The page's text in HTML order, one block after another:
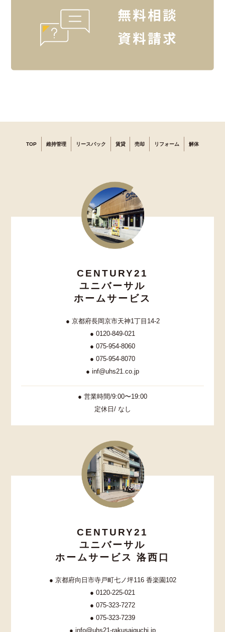
TOP 維持管理 リースバック 賃貸 売却 リフォーム 解体
CENTURY21
ユニバーサル
ホームサービス
● 京都府長岡京市天神1丁目14-2
● 0120-849-021
● 075-954-8060
● 075-954-8070
● inf@uhs21.co.jp
● 営業時間/9:00〜19:00
定休日/ なし
CENTURY21
ユニバーサル
ホームサービス 洛西口
● 京都府向日市寺戸町七ノ坪116 香楽園102
● 0120-225-021
● 075-323-7272
● 075-323-7239
● info@uhs21-rakusaiguchi.jp